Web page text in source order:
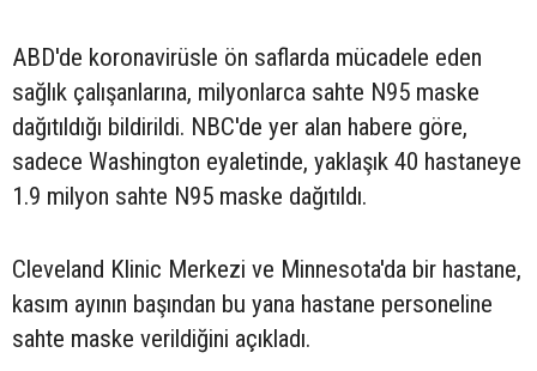
ABD'de koronavirüsle ön saflarda mücadele eden
sağlık çalışanlarına, milyonlarca sahte N95 maske
dağıtıldığı bildirildi. NBC'de yer alan habere göre,
sadece Washington eyaletinde, yaklaşık 40 hastaneye
1.9 milyon sahte N95 maske dağıtıldı.
Cleveland Klinic Merkezi ve Minnesota'da bir hastane,
kasım ayının başından bu yana hastane personeline
sahte maske verildiğini açıkladı.